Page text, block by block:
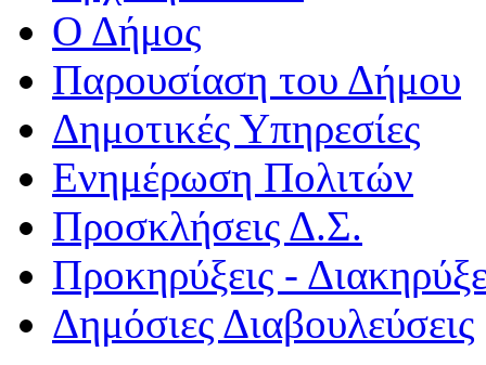
Ο Δήμος
Παρουσίαση του Δήμου
Δημοτικές Υπηρεσίες
Ενημέρωση Πολιτών
Προσκλήσεις Δ.Σ.
Προκηρύξεις -
Δημόσιες Διαβουλεύσεις